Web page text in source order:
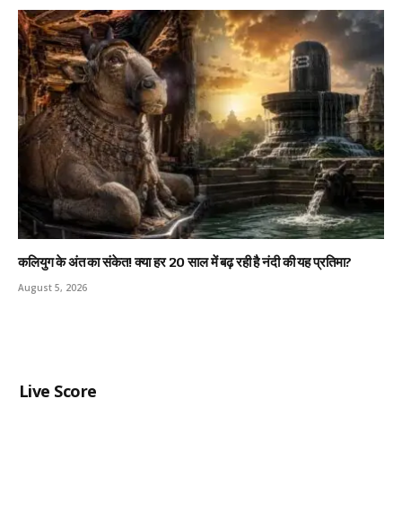
कलियुग के अंत का संकेत! क्या हर 20 साल में बढ़ रही है नंदी की यह प्रतिमा?
August 5, 2026
Live Score